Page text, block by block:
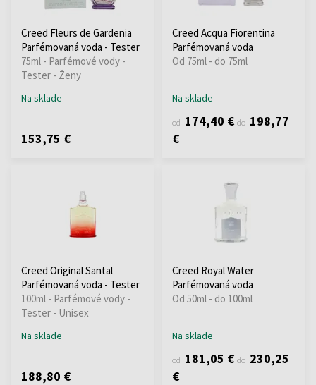
Creed Fleurs de Gardenia
Parfémovaná voda - Tester
75ml - Parfémové vody -
Tester - Ženy
Na sklade
153,75 €
Creed Acqua Fiorentina
Parfémovaná voda
Od 75ml - do 75ml
Na sklade
od 174,40 € do 198,77
€
Creed Original Santal
Parfémovaná voda - Tester
100ml - Parfémové vody -
Tester - Unisex
Na sklade
188,80 €
Creed Royal Water
Parfémovaná voda
Od 50ml - do 100ml
Na sklade
od 181,05 € do 230,25
€